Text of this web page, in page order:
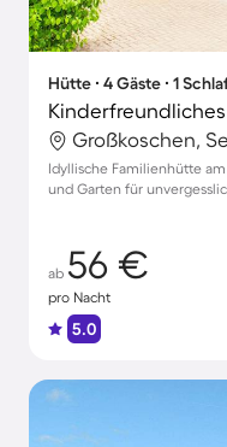
Hütte ∙ 4 Gäste ∙ 1
Großkoschen,
Idyllische Familienhütte
und Garten für
ab 56 €
pro Nacht
5.0